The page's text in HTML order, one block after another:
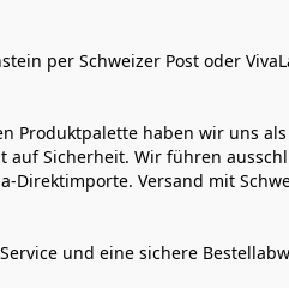
per Schweizer Post oder
Produktpalette haben wir uns
Sicherheit. Wir führen
Versand mit
und eine sichere